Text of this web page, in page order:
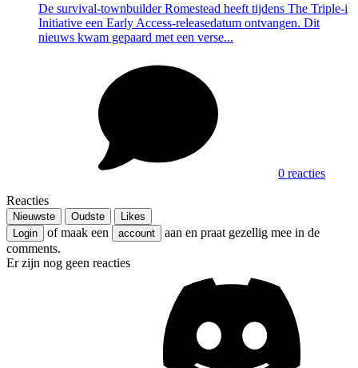
De survival-townbuilder Romestead heeft tijdens The Triple-i
Initiative een Early Access-releasedatum ontvangen. Dit
nieuws kwam gepaard met een verse...
0 reacties
Reacties
Nieuwste Oudste
Likes
Login
of maak een account
aan en praat gezellig mee in de
comments.
Er zijn nog geen reacties